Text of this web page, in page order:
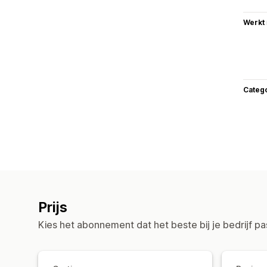
Werkt
Prijs
Kies het abonnement dat het beste bij je bedrijf